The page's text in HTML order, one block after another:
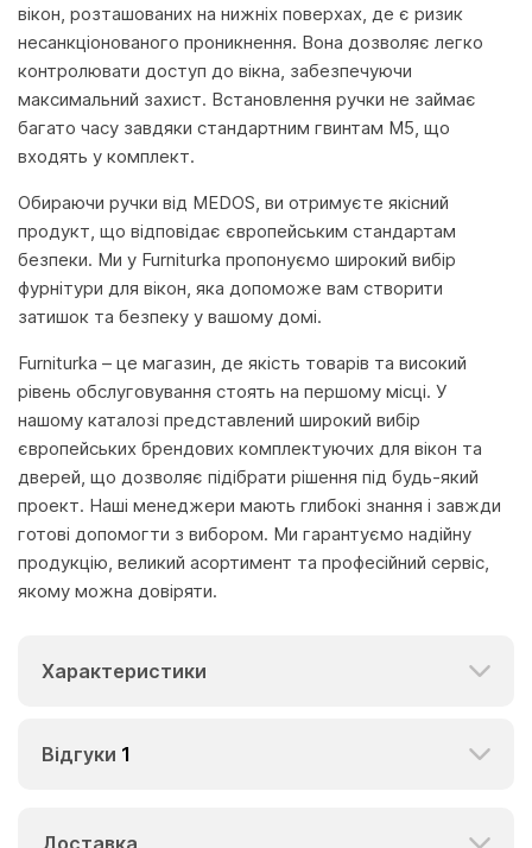
вікон, розташованих на нижніх поверхах, де є ризик
несанкціонованого проникнення. Вона дозволяє легко
контролювати доступ до вікна, забезпечуючи
максимальний захист. Встановлення ручки не займає
багато часу завдяки стандартним гвинтам М5, що
входять у комплект.
Обираючи ручки від MEDOS, ви отримуєте якісний
продукт, що відповідає європейським стандартам
безпеки. Ми у Furniturka пропонуємо широкий вибір
фурнітури для вікон, яка допоможе вам створити
затишок та безпеку у вашому домі.
Furniturka – це магазин, де якість товарів та високий
рівень обслуговування стоять на першому місці. У
нашому каталозі представлений широкий вибір
європейських брендових комплектуючих для вікон та
дверей, що дозволяє підібрати рішення під будь-який
проект. Наші менеджери мають глибокі знання і завжди
готові допомогти з вибором. Ми гарантуємо надійну
продукцію, великий асортимент та професійний сервіс,
якому можна довіряти.
Характеристики
Відгуки 1
Доставка